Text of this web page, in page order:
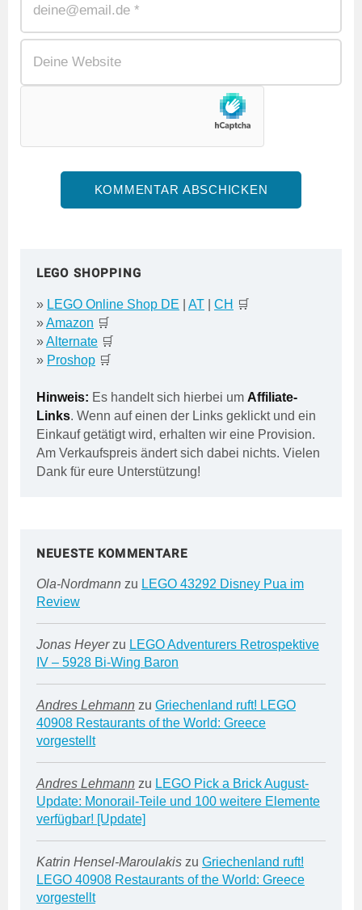
LEGO SHOPPING
» LEGO Online Shop DE AT CH 🛒
»Amazon 🛒
»Alternate 🛒
» Proshop 🛒
Hinweis: Es handelt sich hierbei um Affiliate-
Links. Wenn auf einen der Links geklickt und ein
Einkauf getätigt wird, erhalten wir eine Provision.
Am Verkaufspreis ändert sich dabei nichts. Vielen
Dank für eure Unterstützung!
NEUESTE KOMMENTARE
Ola-Nordmann zu LEGO 43292 Disney Pua im
Review
Jonas Heyerzu LEGO Adventurers Retrospektive
IV – 5928 Bi-Wing Baron
Andres Lehmann zu Griechenland ruft! LEGO
40908 Restaurants of the World: Greece
vorgestellt
Andres Lehmann zu LEGO Pick a Brick August-
Update: Monorail-Teile und 100 weitere Elemente
verfügbar! [Update]
Katrin Hensel-Maroulakis zu Griechenland ruft!
LEGO 40908 Restaurants of the World: Greece
vorgestellt